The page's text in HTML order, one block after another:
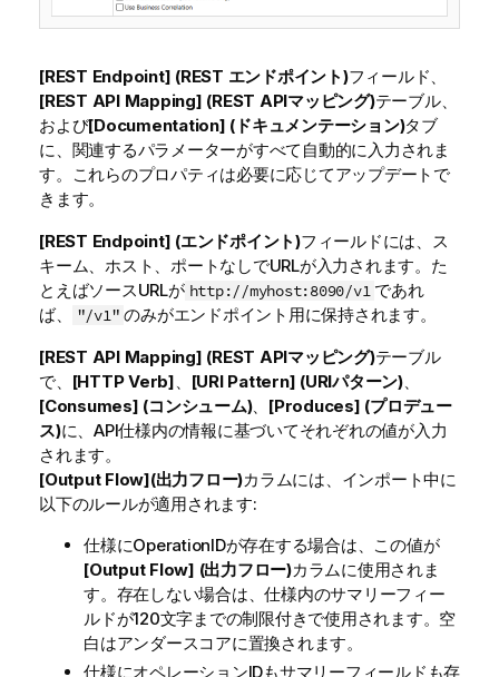
[REST Endpoint] (REST エンドポイント)フィールド、
[REST API Mapping] (REST APIマッピング)テーブル、
および[Documentation] (ドキュメンテーション)タブ
に、関連するパラメーターがすべて自動的に入力されま
す。これらのプロパティは必要に応じてアップデートで
きます。
[REST Endpoint] (エンドポイント)フィールドには、ス
キーム、ホスト、ポートなしでURLが入力されます。た
とえばソースURLが http://myhost:8090/v1 であれ
ば、
"/v1" のみがエンドポイント用に保持されます。
[REST API Mapping] (REST APIマッピング)テーブル
で、 [HTTP Verb]、 [URI Pattern] (URIパターン)、
[Consumes] (コンシューム)、 [Produces] (プロデュー
ス)に、API仕様内の情報に基づいてそれぞれの値が入力
されます。
[Output Flow](出力フロー)カラムには、インポート中に
以下のルールが適用されます:
仕様にOperationIDが存在する場合は、この値が
[Output Flow] (出力フロー)カラムに使用されま
す。存在しない場合は、仕様内のサマリーフィー
ルドが120文字までの制限付きで使用されます。空
白はアンダースコアに置換されます。
仕様にオペレーションIDもサマリーフィールドも存